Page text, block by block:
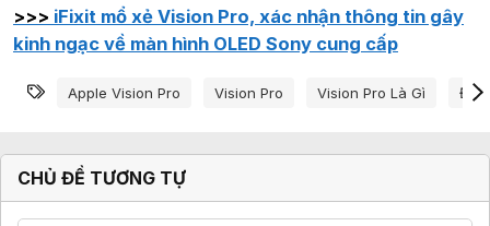
>>> iFixit mổ xẻ Vision Pro, xác nhận thông tin gây
kinh ngạc về màn hình OLED Sony cung cấp
Từ khóa
Apple Vision Pro Vision Pro Vision Pro Là Gì Đeo
CHỦ ĐỀ TƯƠNG TỰ